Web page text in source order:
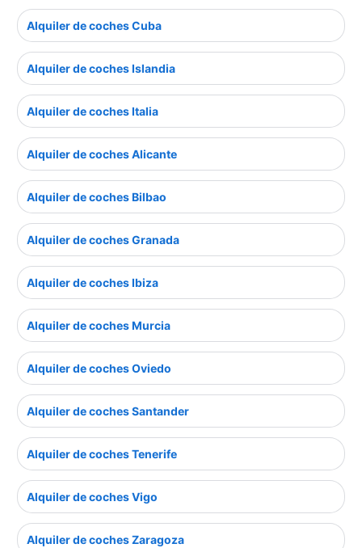
Alquiler de coches Cuba
Alquiler de coches Islandia
Alquiler de coches Italia
Alquiler de coches Alicante
Alquiler de coches Bilbao
Alquiler de coches Granada
Alquiler de coches Ibiza
Alquiler de coches Murcia
Alquiler de coches Oviedo
Alquiler de coches Santander
Alquiler de coches Tenerife
Alquiler de coches Vigo
Alquiler de coches Zaragoza